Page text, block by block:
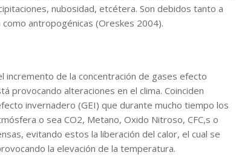
nubosidad, etcétera. Son debidos tanto a
antropogénicas (Oreskes 2004).
incremento de la concentración de gases efecto
provocando alteraciones en el clima. Coinciden
invernadero (GEI) que durante mucho tiempo los
o sea CO2, Metano, Oxido Nitroso, CFC,s o
evitando estos la liberación del calor, el cual se
la elevación de la temperatura.